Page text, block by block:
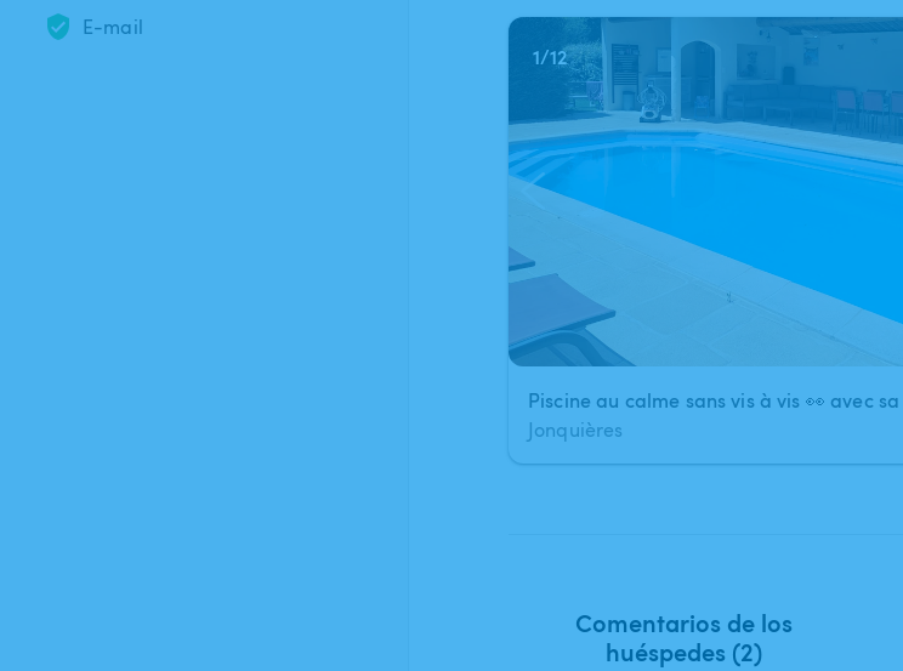
E-mail
1/12
Jonquières
Comentarios de los
huéspedes (2)